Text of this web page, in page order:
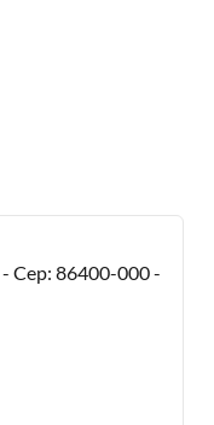
- Cep: 86400-000-